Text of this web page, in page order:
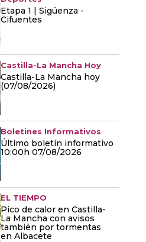
Etapa 1 | Sigüenza -
Cifuentes
Castilla-La Mancha Hoy
Castilla-La Mancha hoy
(07/08/2026)
Boletines Informativos
Último boletín informativo
10:00h 07/08/2026
EL TIEMPO
Pico de calor en Castilla-
La Mancha con avisos
también por tormentas
en Albacete